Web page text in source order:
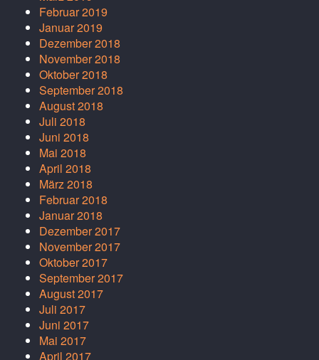
Februar 2019
Januar 2019
Dezember 2018
November 2018
Oktober 2018
September 2018
August 2018
Juli 2018
Juni 2018
Mai 2018
April 2018
März 2018
Februar 2018
Januar 2018
Dezember 2017
November 2017
Oktober 2017
September 2017
August 2017
Juli 2017
Juni 2017
Mai 2017
April 2017